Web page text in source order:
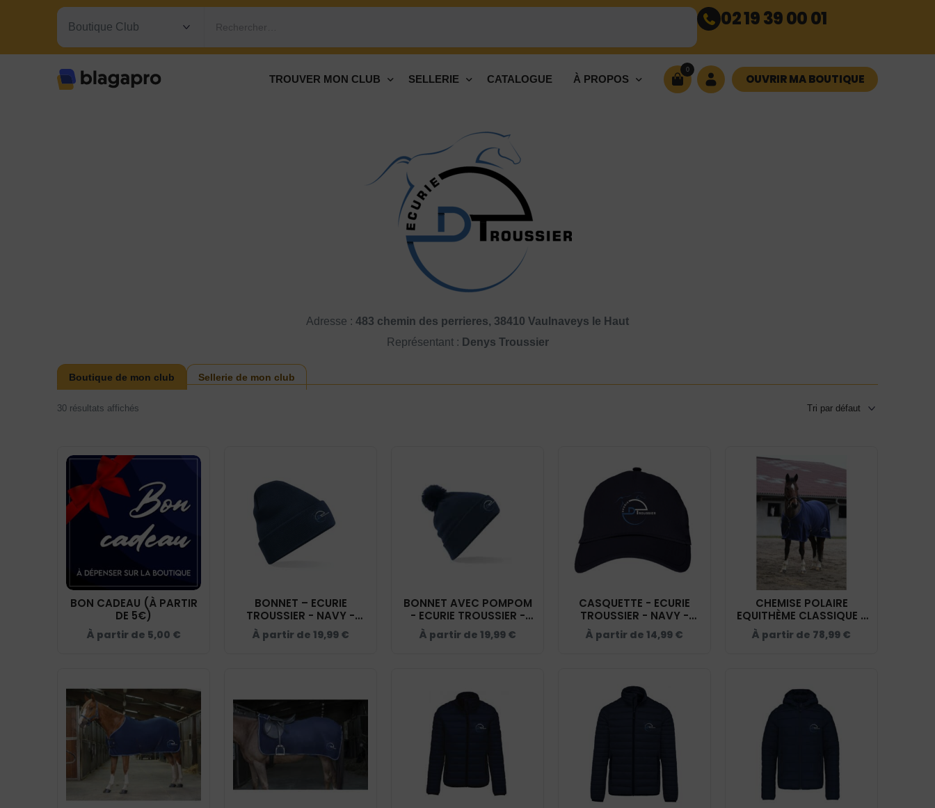
Rechercher… 02 19 39 00 01
TROUVER MON CLUB SELLERIE CATALOGUE À PROPOS
0
OUVRIR MA BOUTIQUE
Adresse : 483 chemin des perrieres, 38410 Vaulnaveys le Haut
Représentant : Denys Troussier
Boutique de mon club Sellerie de mon club
30 résultats affichés
BON CADEAU (À PARTIR
DE 5€)
À partir de 5,00 €
BONNET – ECURIE
TROUSSIER - NAVY -
BF045
À partir de 19,99 €
BONNET AVEC POMPOM
- ECURIE TROUSSIER -
NAVY - BF426
À partir de 19,99 €
CASQUETTE - ECURIE
TROUSSIER - NAVY -
BF015
À partir de 14,99 €
CHEMISE POLAIRE
EQUITHÈME CLASSIQUE -
ECURIE TROUSSIER -
NAVY - 400546
À partir de 78,99 €